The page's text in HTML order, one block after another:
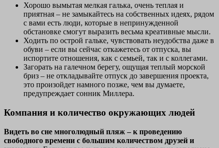
Хорошо вымытая мелкая галька, очень теплая и
приятная – не замыкайтесь на собственных идеях, рядом
с вами есть люди, которые в непринужденной
обстановке смогут выразить весьма креативные мысли.
Ходить по острой гальке, чувствовать неудобства даже в
обуви – если вы сейчас откажетесь от отпуска, вы
испортите отношения, как с семьей, так и с коллегами.
Загорать на галечном берегу, ощущая теплый морской
бриз – не откладывайте отпуск до завершения проекта,
это произойдет намного позже, чем вы думаете,
предупреждает сонник Миллера.
Компания и количество окружающих людей
Видеть во сне многолюдный пляж – к проведению
свободного времени с большим количеством друзей и